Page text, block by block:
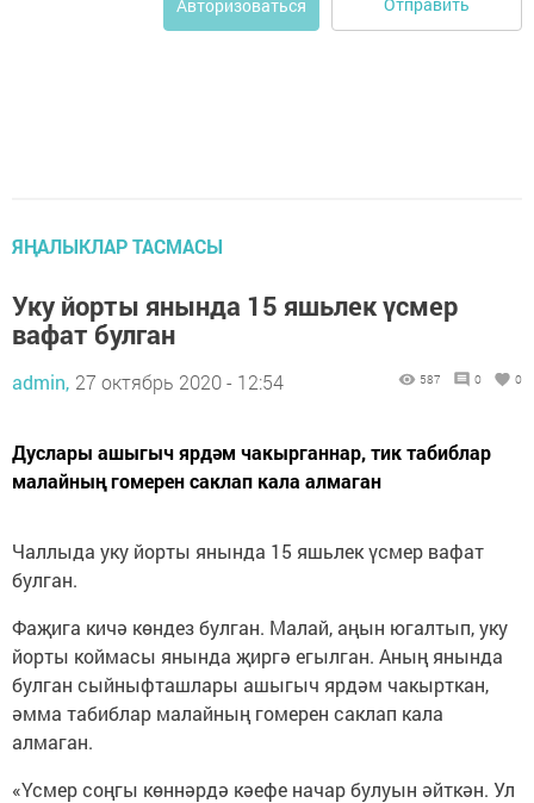
Авторизоваться Отправить
ЯҢАЛЫКЛАР ТАСМАСЫ
Уку йорты янында 15 яшьлек үсмер
вафат булган
admin, 27 октябрь 2020 - 12:54 587 0 0
Дуслары ашыгыч ярдәм чакырганнар, тик табиблар
малайның гомерен саклап кала алмаган
Чаллыда уку йорты янында 15 яшьлек үсмер вафат
булган.
Фаҗига кичә көндез булган. Малай, аңын югалтып, уку
йорты коймасы янында җиргә егылган. Аның янында
булган сыйныфташлары ашыгыч ярдәм чакырткан,
әмма табиблар малайның гомерен саклап кала
алмаган.
«Үсмер соңгы көннәрдә кәефе начар булуын әйткән. Ул